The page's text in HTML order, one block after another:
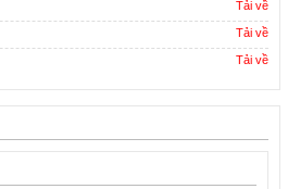
Tải về
Tải về
Tải về